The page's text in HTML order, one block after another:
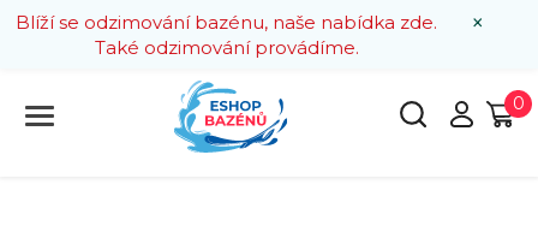
×
Blíží se odzimování bazénu, naše nabídka zde.
Také odzimování provádíme.
0